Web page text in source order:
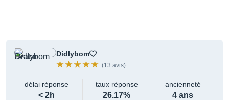
Didlybom
(13 avis)
délai réponse
< 2h
taux réponse
26.17%
ancienneté
4 ans